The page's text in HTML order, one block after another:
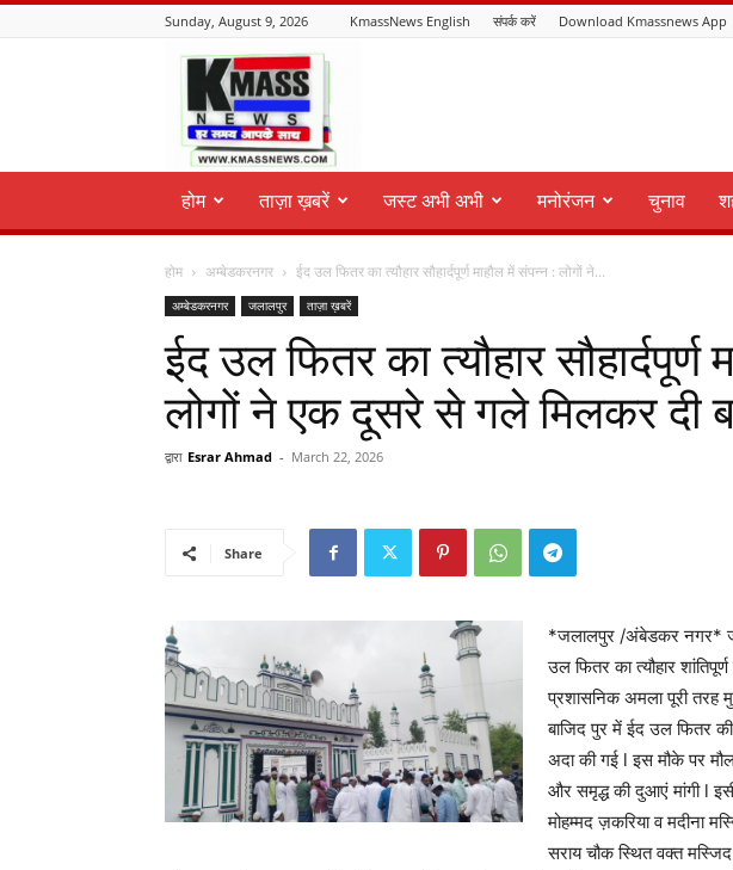
Sunday, August 9, 2026 KmassNews English संपर्क करें Download Kmassnews App
KmassNews
होम ताज़ा ख़बरें जस्ट अभी अभी मनोरंजन चुनाव
होम अम्बेडकरनगर ईद उल फितर का त्यौहार सौहार्दपूर्ण माहौल में संपन्न : लोगों ने...
अम्बेडकरनगर जलालपुर ताज़ा ख़बरें
ईद उल फितर का त्यौहार सौहार्दपूर्ण
लोगों ने एक दूसरे से गले मिलकर दी
द्वारा Esrar Ahmad - March 22, 2026
Share
*जलालपुर /अंबेडकर नगर*
उल फितर का त्यौहार
प्रशासनिक अमला पूरी तरह
बाजिद पुर में ईद उल फितर
अदा की गई l इस मौके पर
और समृद्ध की दुआएं मांगी l
मोहम्मद ज़करिया व मदीना
सराय चौक स्थित वक्त मस्जिद